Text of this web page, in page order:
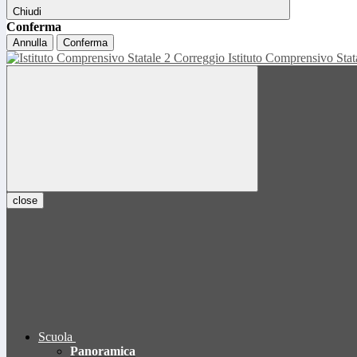
Chiudi
Conferma
Annulla Conferma
Istituto Comprensivo
close
Scuola
Panoramica